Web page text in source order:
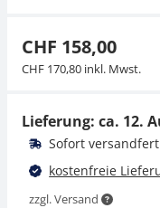
CHF 158,00
CHF 170,80 inkl. Mwst.
Lieferung: ca. 12.
Sofort
kostenfreie
zzgl. Versand